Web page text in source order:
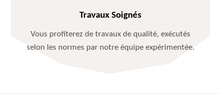
Travaux Soignés
Vous profiterez de travaux de qualité, exécutés
selon les normes par notre équipe expérimentée.